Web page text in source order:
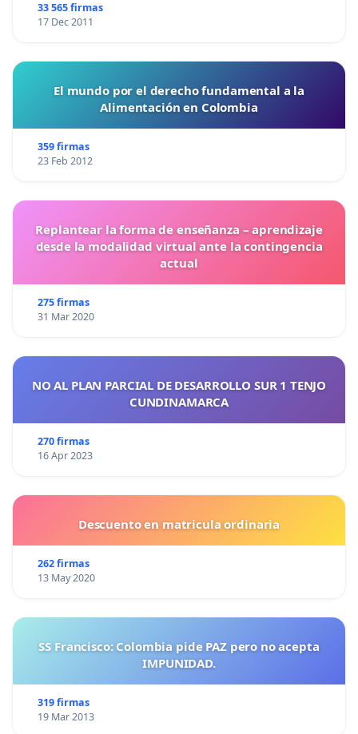
33 565 firmas
17 Dec 2011
El mundo por el derecho fundamental a la
Alimentación en Colombia
359 firmas
23 Feb 2012
Replantear la forma de enseñanza – aprendizaje
desde la modalidad virtual ante la contingencia
actual
275 firmas
31 Mar 2020
NO AL PLAN PARCIAL DE DESARROLLO SUR 1 TENJO
CUNDINAMARCA
270 firmas
16 Apr 2023
Descuento en matricula ordinaria
262 firmas
13 May 2020
SS Francisco: Colombia pide PAZ pero no acepta
IMPUNIDAD.
319 firmas
19 Mar 2013